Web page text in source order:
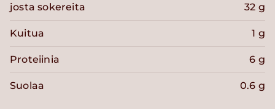
josta sokereita 32 g
Kuitua 1 g
Proteiinia 6 g
Suolaa 0.6 g